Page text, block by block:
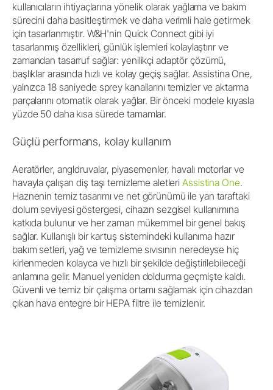
kullanıcıların ihtiyaçlarına yönelik olarak yağlama ve bakım
sürecini daha basitleştirmek ve daha verimli hale getirmek
için tasarlanmıştır. W&H'nin Quick Connect gibi iyi
tasarlanmış özellikleri, günlük işlemleri kolaylaştırır ve
zamandan tasarruf sağlar: yenilikçi adaptör çözümü,
başlıklar arasında hızlı ve kolay geçiş sağlar. Assistina One,
yalnızca 18 saniyede sprey kanallarını temizler ve aktarma
parçalarını otomatik olarak yağlar. Bir önceki modele kıyasla
yüzde 50 daha kısa sürede tamamlar.
Güçlü performans, kolay kullanım
Aeratörler, angldruvalar, piyasemenler, havalı motorlar ve
havayla çalışan diş taşı temizleme aletleriAssistina One.
Haznenin temiz tasarımı ve net görünümü ile yan taraftaki
dolum seviyesi göstergesi, cihazın sezgisel kullanımına
katkıda bulunur ve her zaman mükemmel bir genel bakış
sağlar. Kullanışlı bir kartuş sistemindeki kullanıma hazır
bakım setleri, yağ ve temizleme sıvısının neredeyse hiç
kirlenmeden kolayca ve hızlı bir şekilde değiştirilebileceği
anlamına gelir. Manuel yeniden doldurma geçmişte kaldı.
Güvenli ve temiz bir çalışma ortamı sağlamak için cihazdan
çıkan hava entegre bir HEPA filtre ile temizlenir.